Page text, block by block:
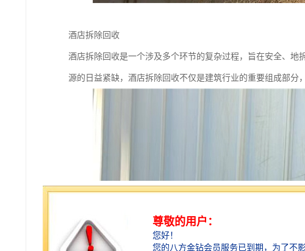
酒店拆除回收
酒店拆除回收是一个涉及多个环节的复杂过程，旨在安全、
源的日益紧缺，酒店拆除回收不仅是建筑行业的重要组成部分